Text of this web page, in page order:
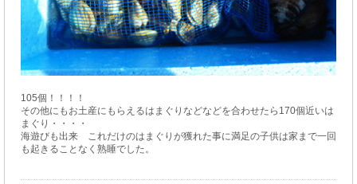
105個！！！！
その他にもお土産にもらえるはまぐりなどなどを合わせたら170個近いは
まぐり・・・・
海遊びも出来 これだけのはまぐりが獲れた事に満足の子供は家まで一回
も起きることなく熟睡でした。